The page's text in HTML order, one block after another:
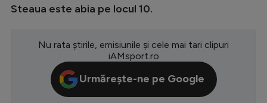
CM 2026
LaLiga
Serie A
Bundesliga
Steaua este abia pe locul 10.
Nu rata știrile, emisiunile și cele mai tari clipuri
iAMsport.ro
Urmărește-ne pe Google